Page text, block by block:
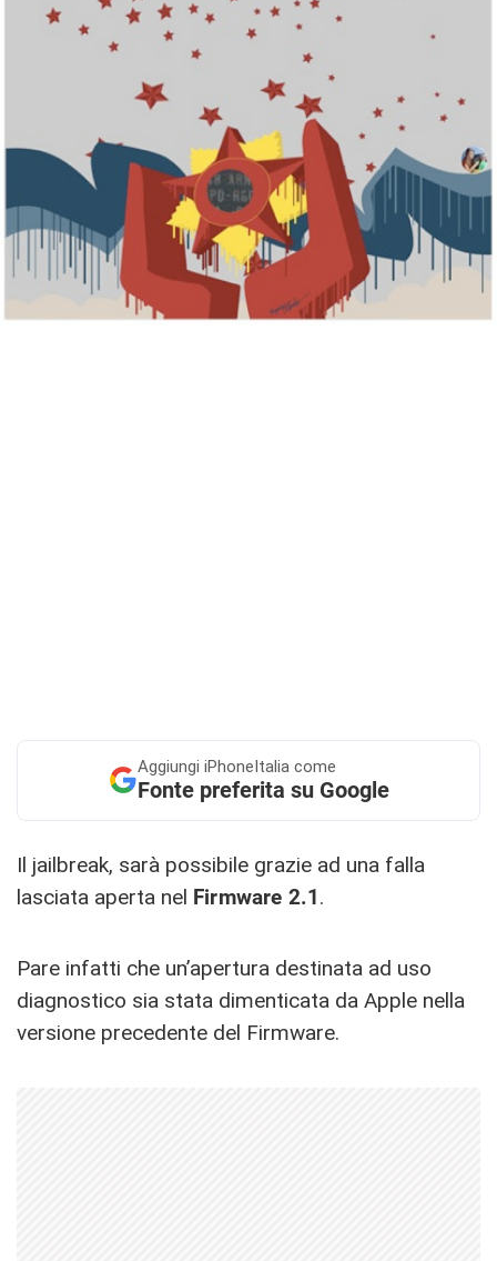
Aggiungi iPhoneItalia come
Fonte preferita su Google
Il jailbreak, sarà possibile grazie ad una falla
lasciata aperta nel Firmware 2.1.
Pare infatti che un’apertura destinata ad uso
diagnostico sia stata dimenticata da Apple nella
versione precedente del Firmware.